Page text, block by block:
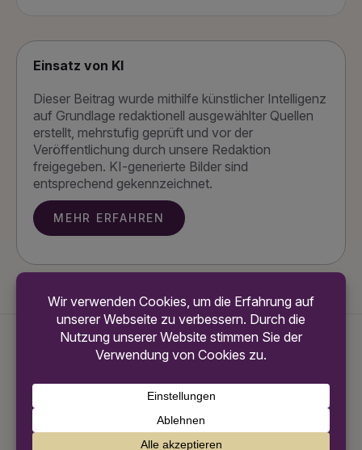
Einsatz von KI
Dieser Beitrag wurde mithilfe künstlicher Intelligenz
auf Grundlage redaktionell ausgewählter Quellen
erstellt, mehrstufig geprüft und vor der
Veröffentlichung durch unsere Redaktion
freigegeben. KI-generierte Bilder sind
entsprechend gekennzeichnet.
MEHR ERFAHREN
Das könnte dich auch
interessieren